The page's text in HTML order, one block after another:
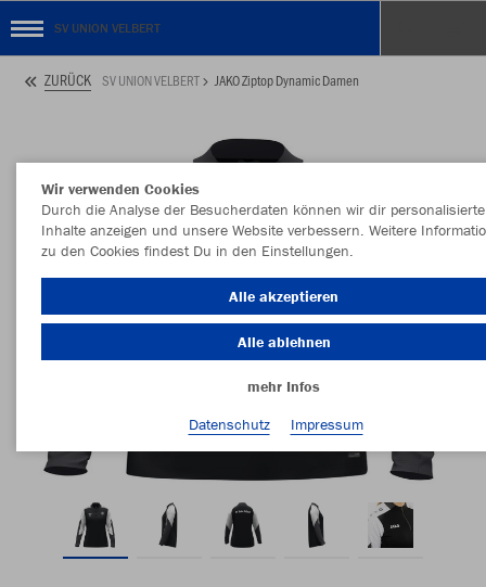
SV UNION VELBERT
ZURÜCK SV UNION VELBERT JAKO Ziptop Dynamic Damen
Wir verwenden Cookies
Durch die Analyse der Besucherdaten können wir dir personalisierte
Inhalte anzeigen und unsere Website verbessern. Weitere
zu den Cookies findest Du in den Einstellungen.
Alle akzeptieren
Alle ablehnen
mehr Infos
Datenschutz
Impressum